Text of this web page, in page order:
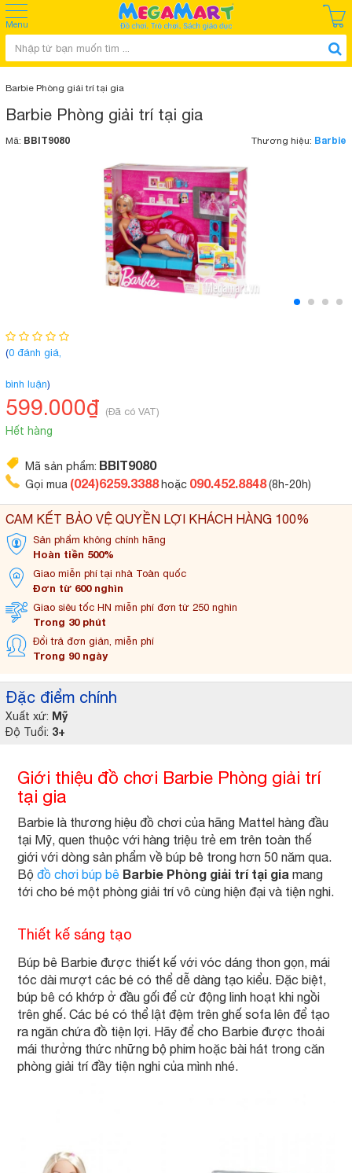
Menu
Barbie Phòng giải trí tại gia
Barbie Phòng giải trí tại gia
Mã: BBIT9080 Thương hiệu: Barbie
Đặc điểm chính
Xuất xứ: Mỹ
Độ Tuổi: 3+
(0 đánh giá,
bình luận)
599.000₫ (Đã có VAT)
Hết hàng
CAM KẾT BẢO VỆ QUYỀN LỢI KHÁCH HÀNG 100%
Sản phẩm không chính hãng
Hoàn tiền 500%
Giao miễn phí tại nhà Toàn quốc
Đơn từ 600 nghìn
Giao siêu tốc HN miễn phí đơn từ 250 nghìn
Trong 30 phút
Đổi trả đơn giản, miễn phí
Trong 90 ngày
Mã sản phẩm: BBIT9080
Gọi mua (024)6259.3388 hoặc 090.452.8848(8h-20h)
Giới thiệu đồ chơi Barbie Phòng giải trí
tại gia
Barbie là thương hiệu đồ chơi của hãng Mattel hàng đầu
tại Mỹ, quen thuộc với hàng triệu trẻ em trên toàn thế
giới với dòng sản phẩm về búp bê trong hơn 50 năm qua.
Bộ đồ chơi búp bê Barbie Phòng giải trí tại gia mang
tới cho bé một phòng giải trí vô cùng hiện đại và tiện nghi.
Thiết kế sáng tạo
Búp bê Barbie được thiết kế với vóc dáng thon gọn, mái
tóc dài mượt các bé có thể dễ dàng tạo kiểu. Đặc biệt,
búp bê có khớp ở đầu gối để cử động linh hoạt khi ngồi
trên ghế. Các bé có thể lật đệm trên ghế sofa lên để tạo
ra ngăn chứa đồ tiện lợi. Hãy để cho Barbie được thoải
mái thưởng thức những bộ phim hoặc bài hát trong căn
phòng giải trí đầy tiện nghi của mình nhé.